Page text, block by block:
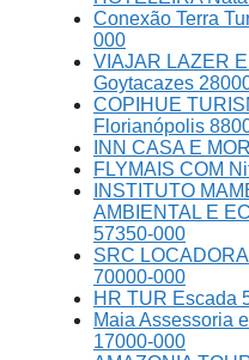
Conexão Terra
000
VIAJAR LAZER
Goytacazes
COPIHUE
Florianópolis
INN CASA E
FLYMAIS COM
INSTITUTO
AMBIENTAL E
57350-000
SRC
70000-000
HR TUR Escada
Maia Assessoria
17000-000